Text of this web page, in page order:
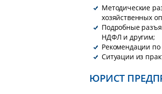
Методические
хозяйственных
Подробные
НДФЛ и другим;
Рекомендации
Ситуации из
ЮРИСТ